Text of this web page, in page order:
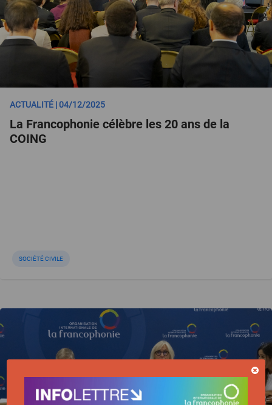
ACTUALITÉ | 04/12/2025
La Francophonie célèbre les 20 ans de la
COING
SOCIÉTÉ CIVILE